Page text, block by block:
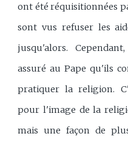
ont été réquisitionnées
sont vus refuser les
jusqu'alors.
assuré au Pape qu'ils
pratiquer la religion.
pour l'image de la
mais une façon de